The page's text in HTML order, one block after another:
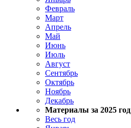
Февраль
Март
Апрель
Май
Июнь
Июль
Август
Сентябрь
Октябрь
Ноябрь
Декабрь
Материалы за 2025 год
Весь год